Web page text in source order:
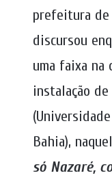
prefeitura de
discursou
uma faixa na
instalação
Bahia),
só Nazaré,